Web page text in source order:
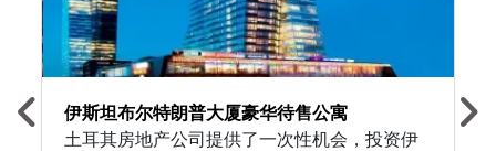
伊斯坦布尔特朗普大厦豪华待售公寓
土耳其房地产公司提供了一次性机会，投资伊